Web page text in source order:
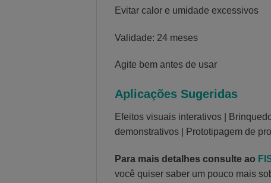
Evitar calor e umidade excessivos
Validade: 24 meses
Agite bem antes de usar
Aplicações Sugeridas
Efeitos visuais interativos |
demonstrativos | Prototipagem de
Para mais detalhes consulte ao
você quiser saber um pouco mais